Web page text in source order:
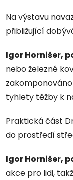
Na výstavu
přibližující
Igor Hornišer,
nebo železné
tyhlety těžby k
Praktická část
do prostředí
Igor Hornišer,
akce pro lidi,